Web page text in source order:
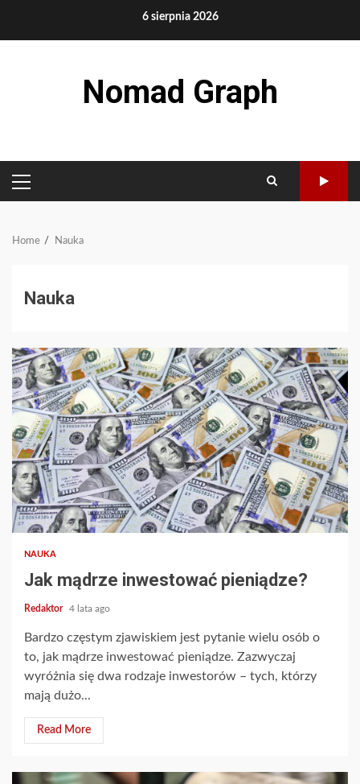
6 sierpnia 2026
Nomad Graph
PRIMARY
MENU
Home Nauka
Nauka
NAUKA
Jak mądrze inwestować pieniądze?
Redaktor 4 lata ago
Bardzo częstym zjawiskiem jest pytanie wielu osób o
to, jak mądrze inwestować pieniądze. Zazwyczaj
wyróżnia się dwa rodzaje inwestorów – tych, którzy
mają dużo...
Read More